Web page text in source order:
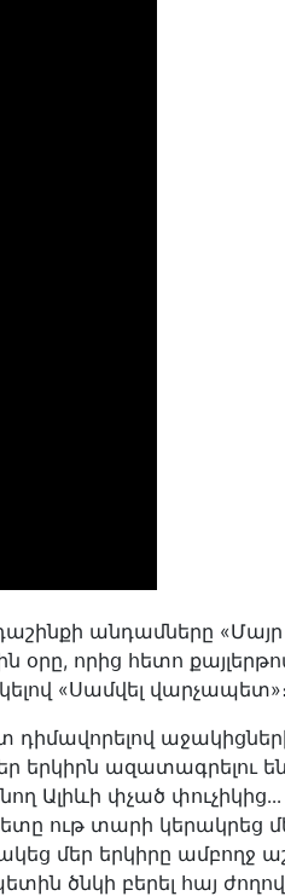
անդամները
օրը, որից հետո
«Սամվել վարչապետ»։
երկիրն
Ալիևի փչած
ութ տարի կերակրեց
մեր երկիրը ամբողջ
ծնկի բերել հայ